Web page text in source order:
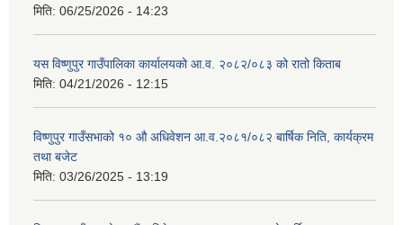
मिति: 06/25/2026 - 14:23
यस विष्णुपुर गाउँपालिका कार्यालयको आ.व. २०८२/०८३ को रातो किताब
मिति: 04/21/2026 - 12:15
विष्णुपुर गाउँसभाको १० औ अधिवेशन आ.व.२०८१/०८२ बार्षिक निति, कार्यक्रम
तथा बजेट
मिति: 03/26/2025 - 13:19